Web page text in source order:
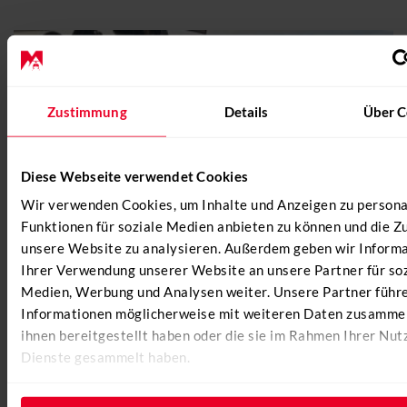
Zustimmung Details Über
Diese Webseite verwendet Cookies
Wir verwenden Cookies, um Inhalte und Anzeigen zu
Funktionen für soziale Medien anbieten zu können und die
unsere Website zu analysieren. Außerdem geben wir
Ihrer Verwendung unserer Website an unsere Partner für
Medien, Werbung und Analysen weiter. Unsere Partner
Informationen möglicherweise mit weiteren Daten
ihnen bereitgestellt haben oder die sie im Rahmen Ihrer
Dienste gesammelt haben.